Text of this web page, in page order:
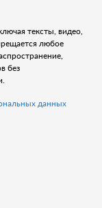
тексты, видео,
любое
без
данных